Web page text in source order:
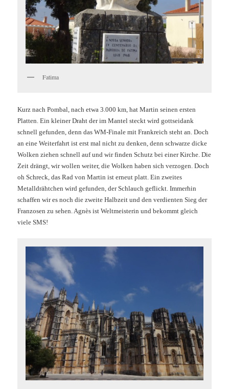
Fatima
Kurz nach Pombal, nach etwa 3.000 km, hat Martin seinen ersten
Platten. Ein kleiner Draht der im Mantel steckt wird gottseidank
schnell gefunden,denn das WM-Finale mit Frankreich steht an. Doch
an eine Weiterfahrt ist erst mal nicht zu denken, denn schwarze dicke
Wolken ziehen schnell auf und wir finden Schutz bei einer Kirche. Die
Zeit drängt, wir wollen weiter, die Wolken haben sich verzogen. Doch
oh Schreck, das Rad von Martin ist erneut platt. Ein zweites
Metalldrähtchen wird gefunden, der Schlauch geflickt. Immerhin
schaffen wir es noch die zweite Halbzeit und den verdienten Sieg der
Franzosen zu sehen. Agnès ist Weltmeisterin und bekommt gleich
viele SMS!